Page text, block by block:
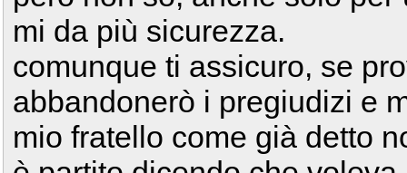
mi da più sicurezza.
comunque ti assicuro, se
abbandonerò i pregiudizi e
mio fratello come già detto